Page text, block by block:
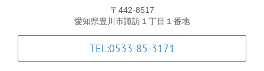
Aコープ
JAバンク・JA共済
〒442-8517
愛知県豊川市諏訪１丁目１番地
TEL:0533-85-3171